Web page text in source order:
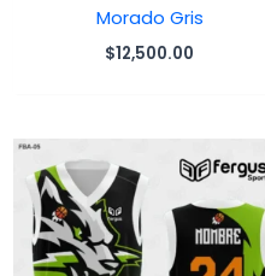
Morado Gris
$12,500.00